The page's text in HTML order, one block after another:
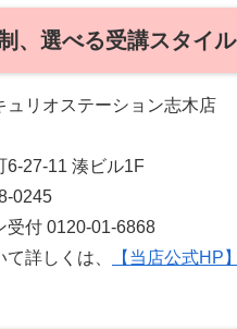
、選べる受講スタイル
ュリオステーション志木店
6-27-11 湊ビル1F
0245
受付 0120-01-6868
詳しくは、
【当店公式HP】